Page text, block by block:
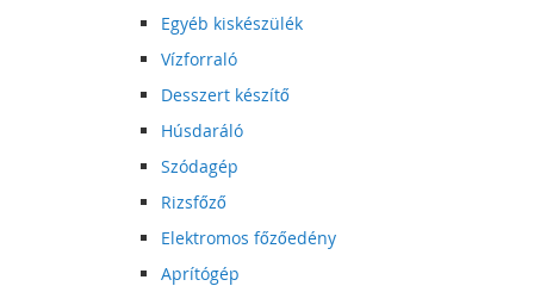
Egyéb kiskészülék
Vízforraló
Desszert készítő
Húsdaráló
Szódagép
Rizsfőző
Elektromos főzőedény
Aprítógép